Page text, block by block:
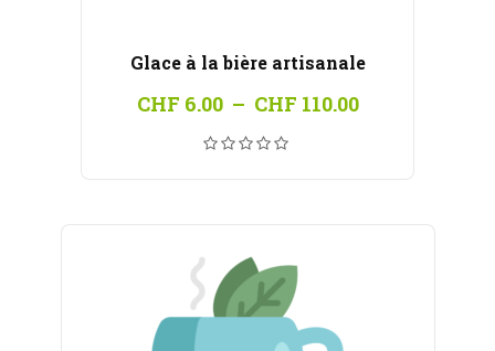
Glace à la bière artisanale
CHF 6.00 – CHF 110.00Plage